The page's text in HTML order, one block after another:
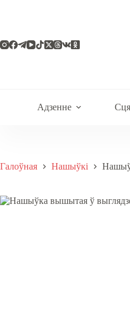
Адзенне
Галоўная Нашыўкі